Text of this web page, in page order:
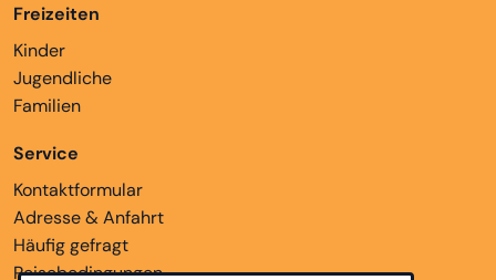
Freizeiten
Kinder
Jugendliche
Familien
Service
Kontaktformular
Adresse & Anfahrt
Häufig gefragt
Reisebedingungen